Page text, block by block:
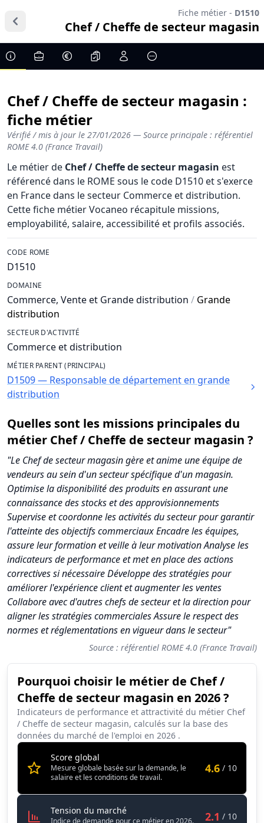
Fiche métier - D1510
Chef / Cheffe de secteur magasin
Chef / Cheffe de secteur magasin :
fiche métier
Vérifié / mis à jour le 27/01/2026 — Source principale : référentiel
ROME 4.0 (France Travail)
Le métier de Chef / Cheffe de secteur magasin est
référencé dans le ROME sous le code D1510 et s'exerce
en France dans le secteur Commerce et distribution.
Cette fiche métier Vocaneo récapitule missions,
employabilité, salaire, accessibilité et profils associés.
CODE ROME
D1510
DOMAINE
Commerce, Vente et Grande distribution / Grande
distribution
SECTEUR D'ACTIVITÉ
Commerce et distribution
MÉTIER PARENT (PRINCIPAL)
D1509 — Responsable de département en grande
distribution
Quelles sont les missions principales du
métier Chef / Cheffe de secteur magasin ?
"Le Chef de secteur magasin gère et anime une équipe de
vendeurs au sein d'un secteur spécifique d'un magasin.
Optimise la disponibilité des produits en assurant une
connaissance des stocks et des approvisionnements
Supervise et coordonne les activités du secteur pour garantir
l'atteinte des objectifs commerciaux Encadre les équipes,
assure leur formation et veille à leur motivation Analyse les
indicateurs de performance et met en place des actions
correctives si nécessaire Développe des stratégies pour
améliorer l'expérience client et augmenter les ventes
Collabore avec d'autres chefs de secteur et la direction pour
aligner les stratégies commerciales Assure le respect des
normes et réglementations en vigueur dans le secteur"
Source : référentiel ROME 4.0 (France Travail)
Pourquoi choisir le métier de Chef /
Cheffe de secteur magasin en 2026 ?
Indicateurs de performance et attractivité du métier Chef
/ Cheffe de secteur magasin, calculés sur la base des
données du marché de l'emploi en 2026 .
Score global
Mesure globale basée sur la demande, le
salaire et les conditions de travail.
4.6 / 10
Synthèse des scores du métier Chef / Cheffe de secteur
Indicateur
Score (sur 10)
Attractivité globale
4.6
Salaire
5.6
Conditions de travail
7.1
Tension du marchéChef / Cheffe de secteur magasin
Indice de demande pour ce métier en 2026. 2.1 / 10